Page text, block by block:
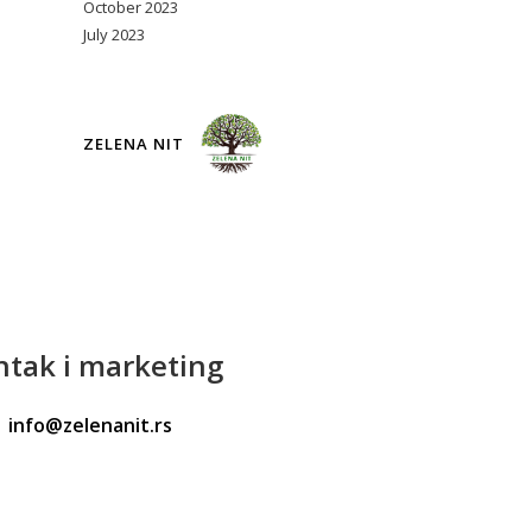
October 2023
July 2023
ZELENA NIT
i marketing
info@zelenanit.rs